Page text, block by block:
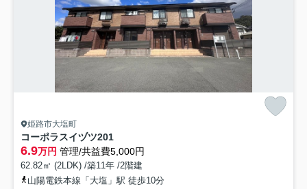
姫路市大塩町
コーポラスイヅツ201
6.9万円 管理/共益費5,000円
62.82㎡ (2LDK) /築11年 /2階建
山陽電鉄本線「大塩」駅 徒歩10分